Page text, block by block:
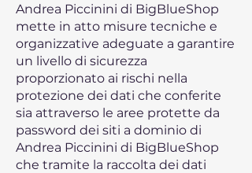
Andrea Piccinini di BigBlueShop
mette in atto misure tecniche e
organizzative adeguate a garantire
un livello di sicurezza
proporzionato ai rischi nella
protezione dei dati che conferite
sia attraverso le aree protette da
password dei siti a dominio di
Andrea Piccinini di BigBlueShop
che tramite la raccolta dei dati